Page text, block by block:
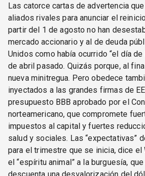
Las catorce cartas de advertencia
aliados rivales para anunciar el
partir del 1 de agosto no han
mercado accionario y al de deuda
Unidos como había ocurrido “el día
de abril pasado. Quizás porque, al
nueva minitregua. Pero obedece
inyectados a las grandes firmas de
presupuesto BBB aprobado por el
norteamericano, que compromete
impuestos al capital y fuertes
salud y sociales. Las “expectativas”
para el trimestre que se inicia, dice el
el “espíritu animal” a la burguesía,